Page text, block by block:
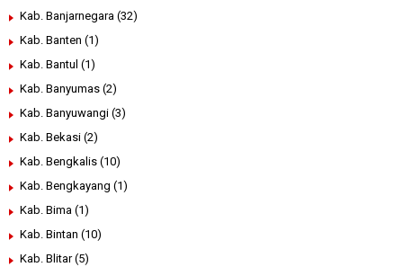
Kab. Banjarnegara (32)
Kab. Banten (1)
Kab. Bantul (1)
Kab. Banyumas (2)
Kab. Banyuwangi (3)
Kab. Bekasi (2)
Kab. Bengkalis (10)
Kab. Bengkayang (1)
Kab. Bima (1)
Kab. Bintan (10)
Kab. Blitar (5)